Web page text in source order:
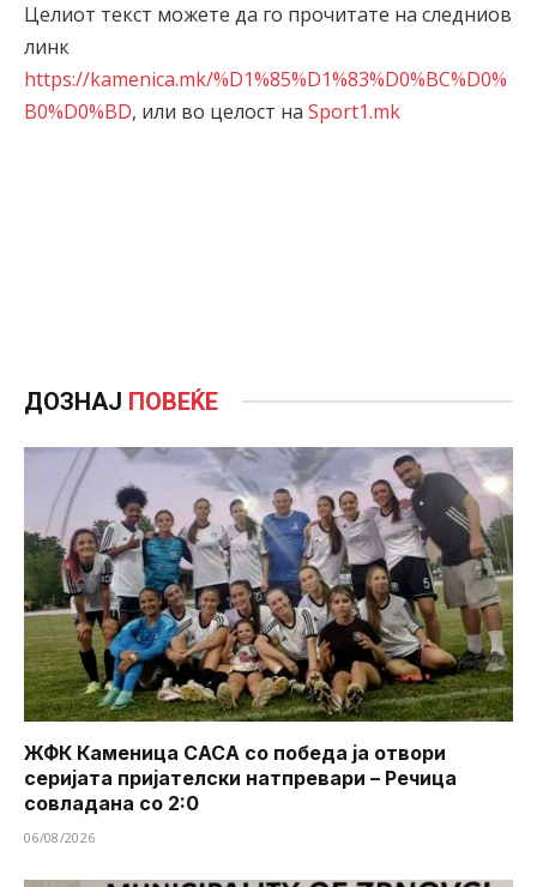
Целиот текст можете да го прочитате на следниов
линк
https://kamenica.mk/%D1%85%D1%83%D0%BC%D0%
B0%D0%BD, или во целост на Sport1.mk
ДОЗНАЈ ПОВЕЌЕ
ЖФК Каменица САСА со победа ја отвори
серијата пријателски натпревари – Речица
совладана со 2:0
06/08/2026